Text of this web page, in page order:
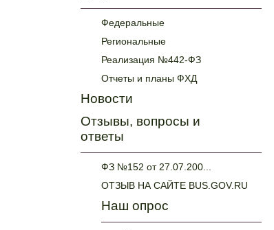
Федеральные
Региональные
Реализация №442-ФЗ
Отчеты и планы ФХД
Новости
Отзывы, вопросы и
ответы
ФЗ №152 от 27.07.200...
ОТЗЫВ НА САЙТЕ BUS.GOV.RU
Наш опрос